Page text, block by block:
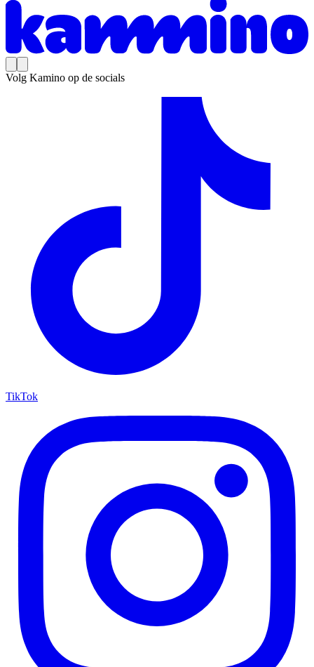
Volg Kamino op de socials
TikTok